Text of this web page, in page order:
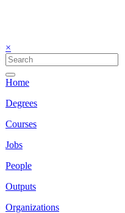
×
Home
Degrees
Courses
Jobs
People
Outputs
Organizations